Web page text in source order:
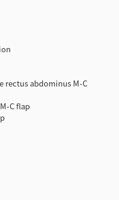
rectus abdominus M-C
C flap